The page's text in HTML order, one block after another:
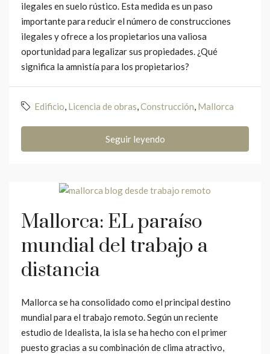
ilegales en suelo rústico. Esta medida es un paso
importante para reducir el número de construcciones
ilegales y ofrece a los propietarios una valiosa
oportunidad para legalizar sus propiedades. ¿Qué
significa la amnistía para los propietarios?
Edificio, Licencia de obras,Construcción, Mallorca
Seguir leyendo
Mallorca: EL paraíso
mundial del trabajo a
distancia
Mallorca se ha consolidado como el principal destino
mundial para el trabajo remoto. Según un reciente
estudio de Idealista, la isla se ha hecho con el primer
puesto gracias a su combinación de clima atractivo,